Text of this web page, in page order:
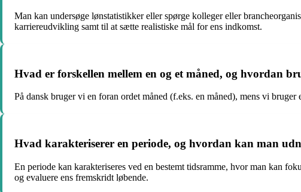
Man kan undersøge lønstatistikker eller spørge kolleger eller
karriereudvikling samt til at sætte realistiske mål for ens indkomst.
Hvad er forskellen mellem en og et måned, og hvordan
På dansk bruger vi en foran ordet måned (f.eks. en måned), mens vi
Hvad karakteriserer en periode, og hvordan kan man
En periode kan karakteriseres ved en bestemt tidsramme, hvor man kan
og evaluere ens fremskridt løbende.